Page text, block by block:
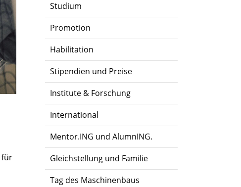
Studium
Promotion
Habilitation
Stipendien und Preise
Institute & Forschung
International
Mentor.ING und AlumnING.
Gleichstellung und Familie
Tag des Maschinenbaus
für